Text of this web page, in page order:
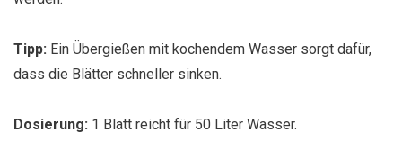
Tipp: Ein Übergießen mit kochendem Wasser sorgt dafür,
dass die Blätter schneller sinken.
Dosierung: 1 Blatt reicht für 50 Liter Wasser.